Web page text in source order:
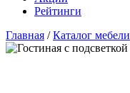
Рейтинги
Главная /Каталог мебели